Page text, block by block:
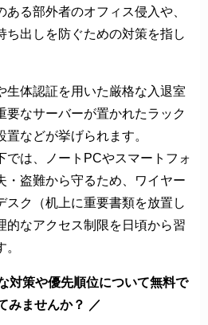
る部外者のオフィス侵入や、
ち出しを防ぐための対策を指し
生体認証を用いた厳格な入退室
要なサーバーが置かれたラック
などが挙げられます。
では、ノートPCやスマートフォ
・盗難から守るため、ワイヤー
スク（机上に重要書類を放置し
的なアクセス制限を日頃から習
対策や優先順位について無料で
みませんか？ ／